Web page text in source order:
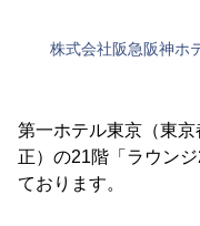
株式会社阪急阪神ホ
第一ホテル東京（東
正）の21階「ラウン
ております。